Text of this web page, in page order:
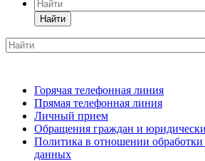
Найти
Горячая телефонная линия
Прямая телефонная линия
Личный прием
Обращения граждан и
Политика в отношении
данных